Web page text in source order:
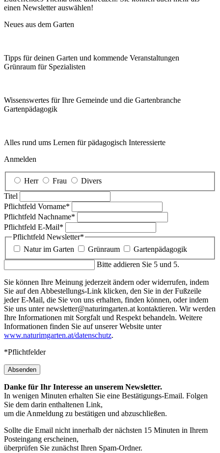
einen Newsletter auswählen!
Neues aus dem Garten
Tipps für deinen Garten und kommende Veranstaltungen
Grünraum für Spezialisten
Wissenswertes für Ihre Gemeinde und die Gartenbranche
Garten­pädagogik
Alles rund ums Lernen für pädagogisch Interessierte
Anmelden
Herr Frau
Divers
Titel
Pflichtfeld Vorname*
Pflichtfeld Nachname*
Pflichtfeld E-Mail*
Pflichtfeld Newsletter*
Natur im Garten
Grünraum
Gartenpädagogik
Bitte addieren Sie 5 und 5.
Sie können Ihre Meinung jederzeit ändern oder widerrufen, indem
Sie auf den Abbestellungs-Link klicken, den Sie in der Fußzeile
jeder E-Mail, die Sie von uns erhalten, finden können, oder indem
Sie uns unter newsletter@naturimgarten.at kontaktieren. Wir werden
Ihre Informationen mit Sorgfalt und Respekt behandeln. Weitere
Informationen finden Sie auf unserer Website unter
www.naturimgarten.at/datenschutz.
*Pflichtfelder
Absenden
Danke für Ihr Interesse an unserem Newsletter.
In wenigen Minuten erhalten Sie eine Bestätigungs-Email. Folgen
Sie dem darin enthaltenen Link,
um die Anmeldung zu bestätigen und abzuschließen.
Sollte die Email nicht innerhalb der nächsten 15 Minuten in Ihrem
Posteingang erscheinen,
überprüfen Sie zunächst Ihren Spam-Ordner.